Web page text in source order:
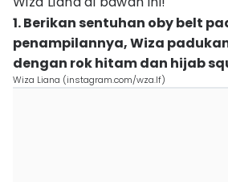
1. Berikan sentuhan oby belt
penampilannya, Wiza
dengan rok hitam dan hijab
Wiza Liana (instagram.com/wza.lf)